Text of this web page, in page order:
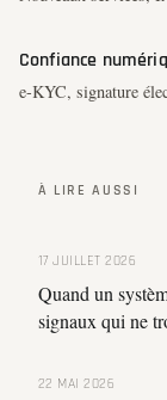
Confiance
e-KYC, signature
À LIRE AUSSI
17 JUILLET 2026
Quand un
signaux qui ne
22 MAI 2026